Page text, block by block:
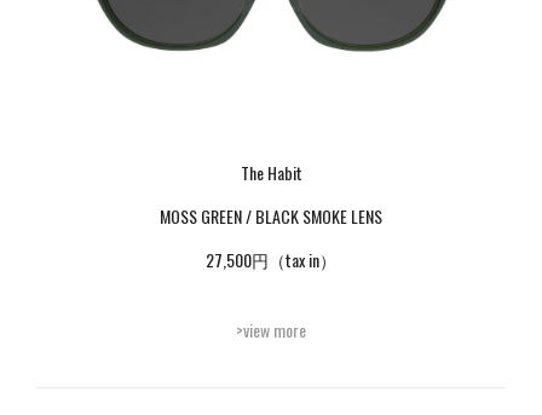
The Habit
MOSS GREEN / BLACK SMOKE LENS
27,500円（tax in）
>view more